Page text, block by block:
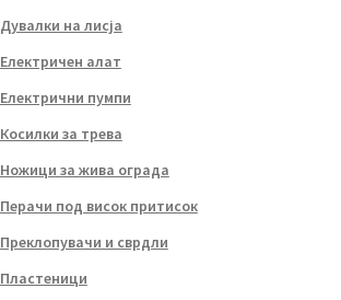
Дувалки на лисја
Електричен алат
Електрични пумпи
Косилки за трева
Ножици за жива ограда
Перачи под висок притисок
Преклопувачи и сврдли
Пластеници